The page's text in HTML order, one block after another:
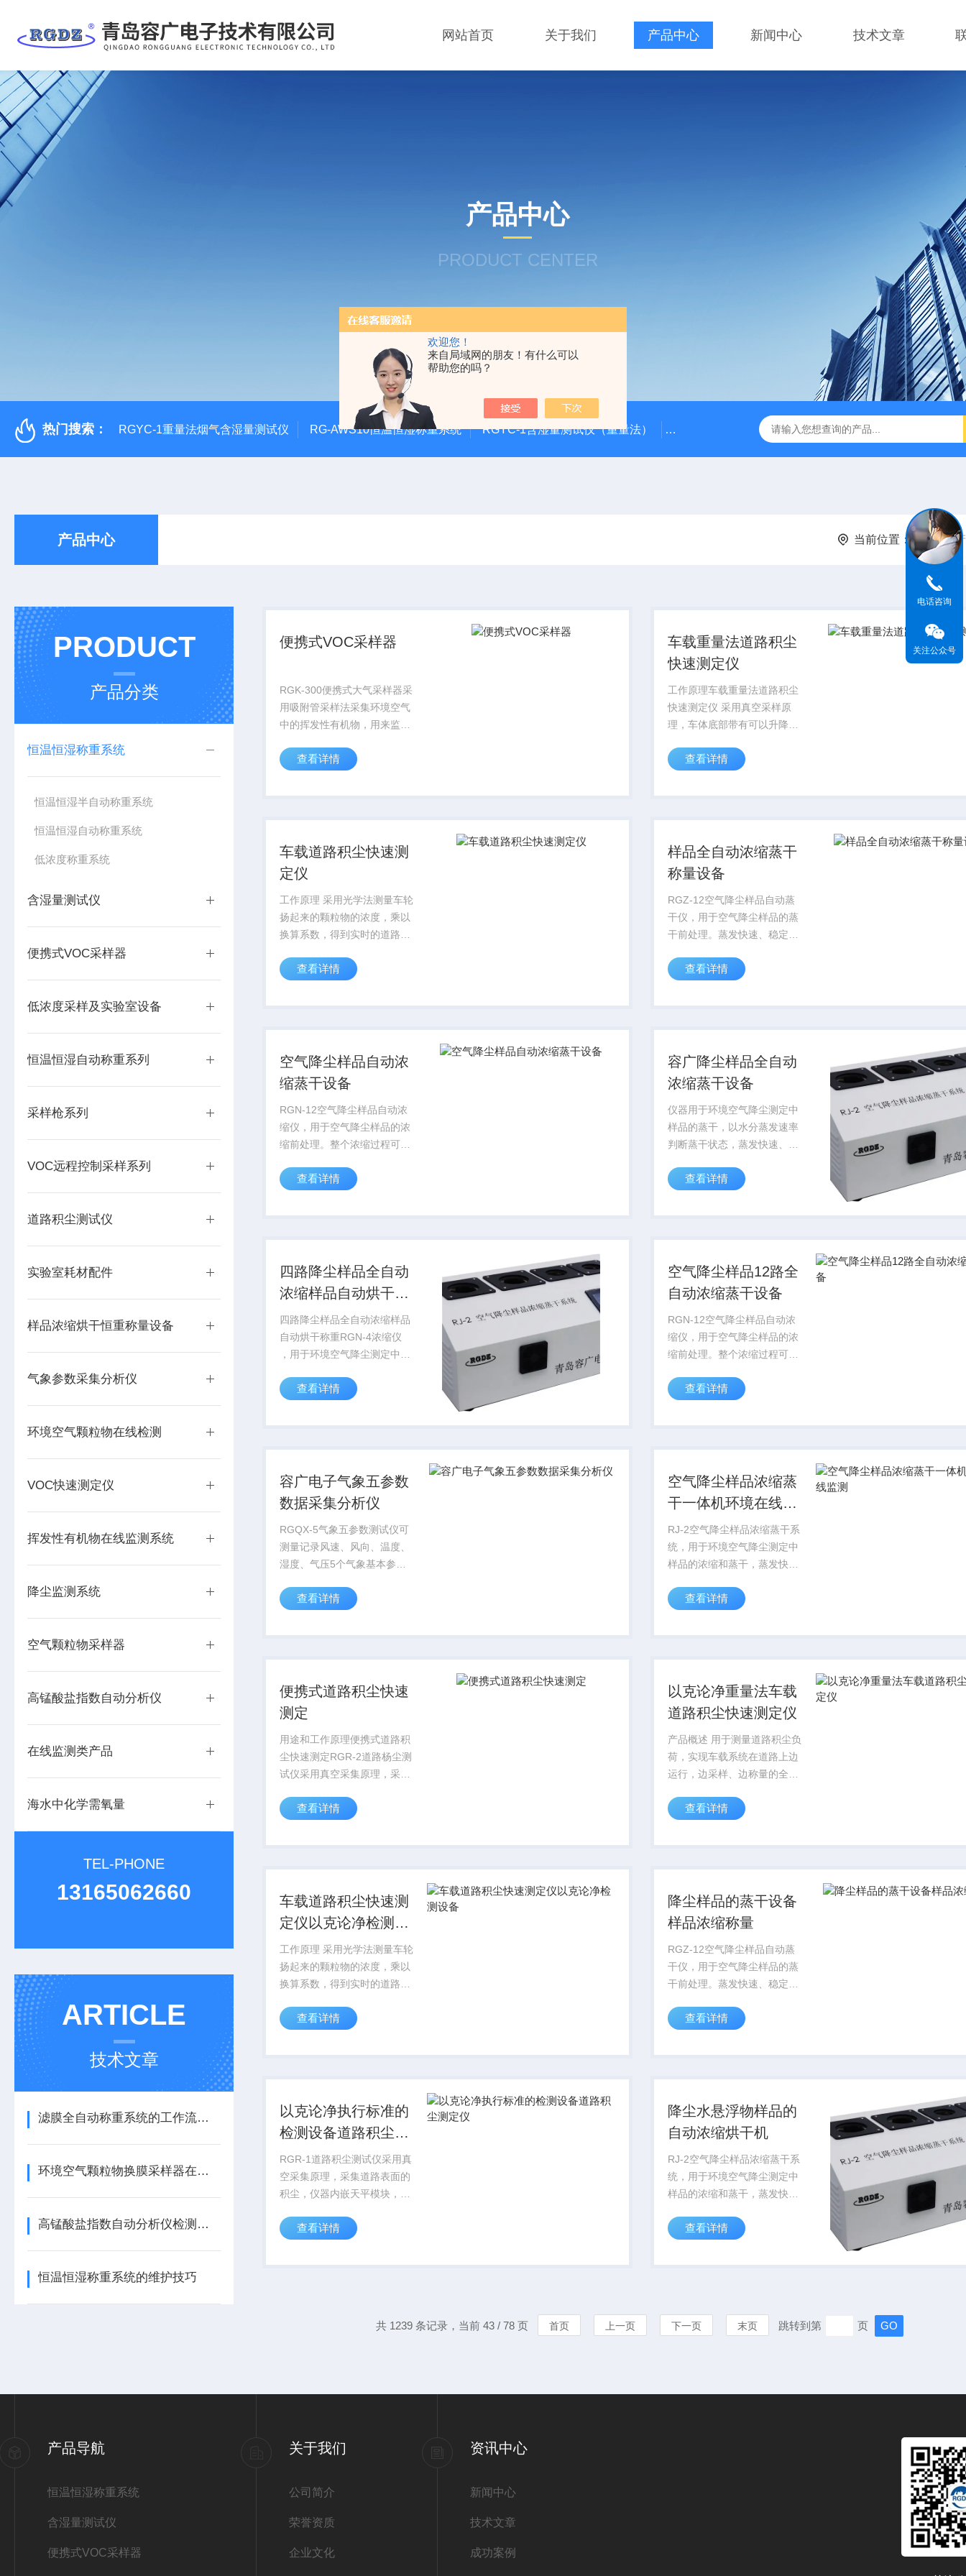
欢迎您！
来自局域网的朋友！有什么可以
帮助您的吗？
网站首页 关于我们 产品中心 新闻中心 技术文章
产品中心
PRODUCT CENTER
热门搜索： RGYC-1重量法烟气含湿量测试仪 RG-AWS10恒温恒湿称重系统 RGYC-1含湿量测试仪（重量法） RG-AWS12低浓度采样头称重系统 RGK-300容广便
产品中心 当前位置：首页
PRODUCT
产品分类
恒温恒湿称重系统
恒温恒湿半自动称重系统
恒温恒湿自动称重系统
低浓度称重系统
含湿量测试仪
便携式VOC采样器
低浓度采样及实验室设备
恒温恒湿自动称重系列
采样枪系列
VOC远程控制采样系列
道路积尘测试仪
实验室耗材配件
样品浓缩烘干恒重称量设备
气象参数采集分析仪
环境空气颗粒物在线检测
VOC快速测定仪
挥发性有机物在线监测系统
降尘监测系统
空气颗粒物采样器
高锰酸盐指数自动分析仪
在线监测类产品
海水中化学需氧量
TEL-PHONE
13165062660
ARTICLE
技术文章
滤膜全自动称重系统的工作流程介绍
环境空气颗粒物换膜采样器在使用中出现故障怎么处理？
高锰酸盐指数自动分析仪检测原理与应用要点全解析
恒温恒湿称重系统的维护技巧
便携式VOC采样器
RGK-300便携式大气采样器采
用吸附管采样法采集环境空气
中的挥发性有机物，用来监测
量。RGK-300便携式大气采样
易于操作，适用于现场采样。
查看详情
车载重量法道路积尘
快速测定仪
工作原理车载重量法道路积尘
快速测定仪 采用真空采样原
理，车体底部带有可以升降的
降下，高负压抽气泵启动采
车辆运行的距离，根据采样头
查看详情
车载道路积尘快速测
定仪
工作原理 采用光学法测量车轮
扬起来的颗粒物的浓度，乘以
换算系数，得到实时的道路积
积尘快速测定仪车体改装、车
装置、无线通讯装置、车信息
查看详情
样品全自动浓缩蒸干
称量设备
RGZ-12空气降尘样品自动蒸
干仪，用于空气降尘样品的蒸
干前处理。蒸发快速、稳定、
全自动无人值守，保护人员健
度。样品全自动浓缩蒸干称量
查看详情
空气降尘样品自动浓
缩蒸干设备
RGN-12空气降尘样品自动浓
缩仪，用于空气降尘样品的浓
缩前处理。整个浓缩过程可全
健康，操作便捷，降低劳动强
动浓缩蒸干设备GB/T15265-
查看详情
容广降尘样品全自动
浓缩蒸干设备
仪器用于环境空气降尘测定中
样品的蒸干，以水分蒸发速率
判断蒸干状态，蒸发快速、稳
程全自动无人值守，保护人员
度。执行标准容广降尘样品全
查看详情
四路降尘样品全自动
浓缩样品自动烘干称
重
四路降尘样品全自动浓缩样品
自动烘干称重RGN-4浓缩仪
，用于环境空气降尘测定中样
定、无迸溅 。整个浓 缩过程
员健康 ，操作便捷 ，降低劳
查看详情
空气降尘样品12路全
自动浓缩蒸干设备
RGN-12空气降尘样品自动浓
缩仪，用于空气降尘样品的浓
缩前处理。整个浓缩过程可全
健康，操作便捷，降低劳动强
12路全自动浓缩蒸干设备
查看详情
容广电子气象五参数
数据采集分析仪
RGQX-5气象五参数测试仪可
测量记录风速、风向、温度、
湿度、气压5个气象基本参
可通过U盘无*的记录参数，记
件格式保存，可在电脑中直接
查看详情
空气降尘样品浓缩蒸
干一体机环境在线监
测
RJ-2空气降尘样品浓缩蒸干系
统，用于环境空气降尘测定中
样品的浓缩和蒸干，蒸发快
缩、蒸干过程全程全自动无人
捷，降低劳动强度。空气降尘
查看详情
便携式道路积尘快速
测定
用途和工作原理便携式道路积
尘快速测定RGR-2道路杨尘测
试仪采用真空采集原理，采集
一天平模块，自动称量采集器
重，并根据采集的面积，自动
查看详情
以克论净重量法车载
道路积尘快速测定仪
产品概述 用于测量道路积尘负
荷，实现车载系统在道路上边
运行，边采样、边称量的全自
道路积尘快速测定仪 采用真空
升降的采样头，测量时，采样
查看详情
车载道路积尘快速测
定仪以克论净检测设
备
工作原理 采用光学法测量车轮
扬起来的颗粒物的浓度，乘以
换算系数，得到实时的道路积
积尘快速测定仪以克论净检测
控制器、GPS定位装置、无线
查看详情
降尘样品的蒸干设备
样品浓缩称量
RGZ-12空气降尘样品自动蒸
干仪，用于空气降尘样品的蒸
干前处理。蒸发快速、稳定、
全自动无人值守，保护人员健
度。 执行标准 降尘样品的蒸
查看详情
以克论净执行标准的
检测设备道路积尘测
定仪
RGR-1道路积尘测试仪采用真
空采集原理，采集道路表面的
积尘，仪器内嵌天平模块，通
结合采集的面积， 自动计算出
执行标准的检测设备道路积尘
查看详情
降尘水悬浮物样品的
自动浓缩烘干机
RJ-2空气降尘样品浓缩蒸干系
统，用于环境空气降尘测定中
样品的浓缩和蒸干，蒸发快
缩、蒸干过程全程全自动无人
捷，降低劳动强度。降尘水悬
查看详情
共 1239 条记录，当前 43 / 78 页 首页 上一页 下一页 末页 跳转到第 页
产品导航
恒温恒湿称重系统
含湿量测试仪
便携式VOC采样器
关于我们
公司简介
荣誉资质
企业文化
资讯中心
新闻中心
技术文章
成功案例
电话咨询
关注公众号